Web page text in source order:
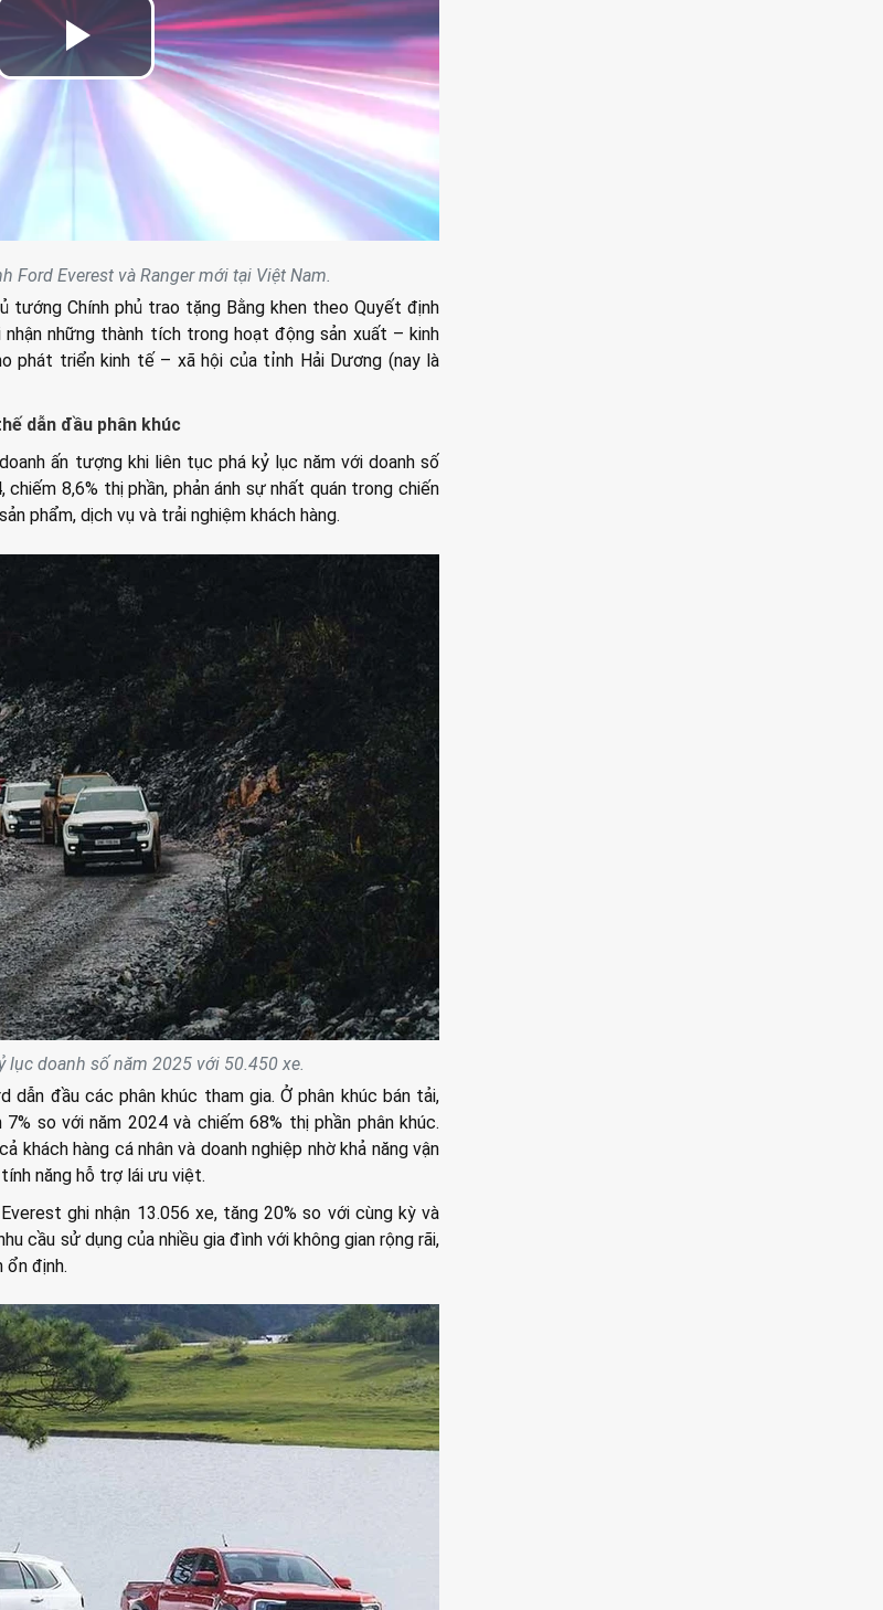
Play
Video
Ford Everest và Ranger mới tại Việt Nam.
Chính phủ trao tặng Bằng khen theo Quyết định
những thành tích trong hoạt động sản xuất – kinh
phát triển kinh tế – xã hội của tỉnh Hải Dương (nay là
dẫn đầu phân khúc
ấn tượng khi liên tục phá kỷ lục năm với doanh số
8,6% thị phần, phản ánh sự nhất quán trong chiến
phẩm, dịch vụ và trải nghiệm khách hàng.
lục doanh số năm 2025 với 50.450 xe.
dẫn đầu các phân khúc tham gia. Ở phân khúc bán tải,
so với năm 2024 và chiếm 68% thị phần phân khúc.
khách hàng cá nhân và doanh nghiệp nhờ khả năng vận
năng hỗ trợ lái ưu việt.
ghi nhận 13.056 xe, tăng 20% so với cùng kỳ và
cầu sử dụng của nhiều gia đình với không gian rộng rãi,
ổn định.